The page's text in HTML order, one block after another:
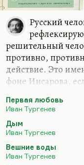
Русский
решительный
противно,
действие. Это
фоне Инсарова,
действия, сильно
бы) и рефлексию,
утрачивает
активным
когда она встала
Первая любовь
Иван Тургенев
Дым
Иван Тургенев
Вешние воды
Иван Тургенев